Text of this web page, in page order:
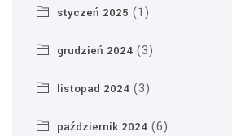
styczeń 2025 (1)
grudzień 2024 (3)
listopad 2024 (3)
październik 2024 (6)